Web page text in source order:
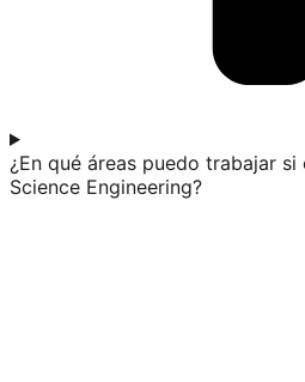
¿En qué áreas puedo trabajar
Science Engineering?